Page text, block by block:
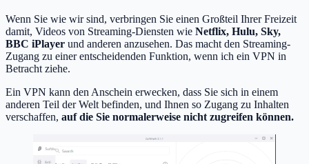
Wenn Sie wie wir sind, verbringen Sie einen Großteil Ihrer Freizeit
damit, Videos von Streaming-Diensten wie Netflix, Hulu, Sky,
BBC iPlayer und anderen anzusehen. Das macht den Streaming-
Zugang zu einer entscheidenden Funktion, wenn ich ein VPN in
Betracht ziehe.
Ein VPN kann den Anschein erwecken, dass Sie sich in einem
anderen Teil der Welt befinden, und Ihnen so Zugang zu Inhalten
verschaffen, auf die Sie normalerweise nicht zugreifen können.